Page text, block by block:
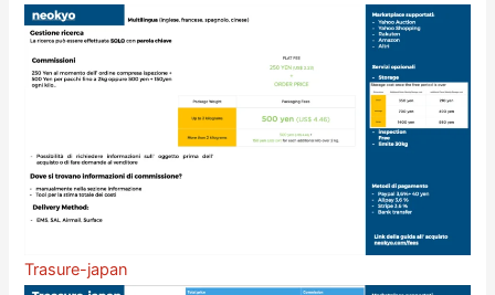
Trasure-japan